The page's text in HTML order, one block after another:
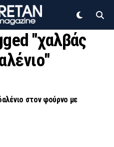
"χαλβάς
στον φούρνο με